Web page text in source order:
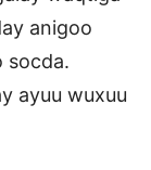
anigoo
socda.
ayuu wuxuu